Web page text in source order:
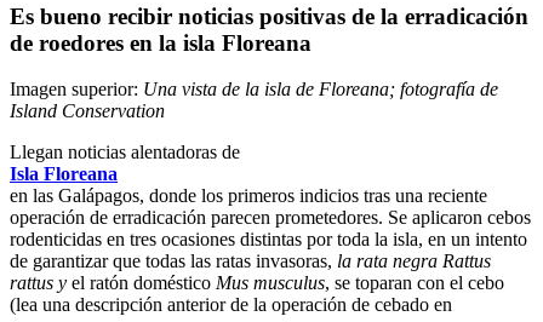
Image
Es bueno recibir noticias positivas de la erradicación
de roedores en la isla Floreana
Imagen superior: Una vista de la isla de Floreana; fotografía de
Island Conservation
Llegan noticias alentadoras de
Isla Floreana
en las Galápagos, donde los primeros indicios tras una reciente
operación de erradicación parecen prometedores. Se aplicaron cebos
rodenticidas en tres ocasiones distintas por toda la isla, en un intento
de garantizar que todas las ratas invasoras, la rata negra Rattus
rattus y el ratón doméstico Mus musculus, se toparan con el cebo
(lea una descripción anterior de la operación de cebado en